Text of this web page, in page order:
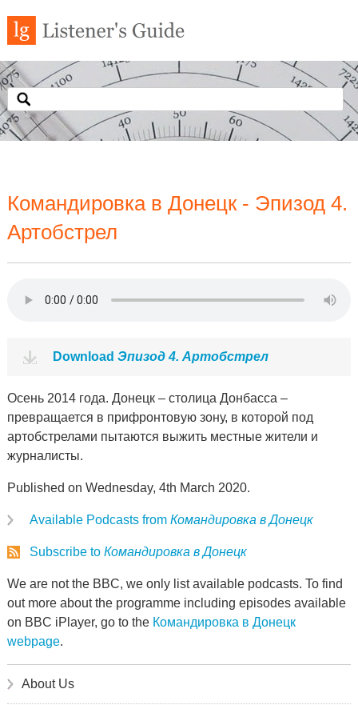
Командировка в Донецк - Эпизод 4.
Артобстрел
Download Эпизод 4. Артобстрел
Осень 2014 года. Донецк – столица Донбасса –
превращается в прифронтовую зону, в которой под
артобстрелами пытаются выжить местные жители и
журналисты.
Published on Wednesday, 4th March 2020.
Available Podcasts from Командировка в Донецк
Subscribe to Командировка в Донецк
We are not the BBC, we only list available podcasts. To find
out more about the programme including episodes available
on BBC iPlayer, go to the Командировка в Донецк
webpage.
About Us